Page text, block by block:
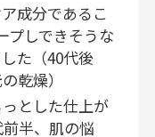
成分であるこ
プしできそうな
た（40代後
乾燥）
とした仕上が
半、肌の悩